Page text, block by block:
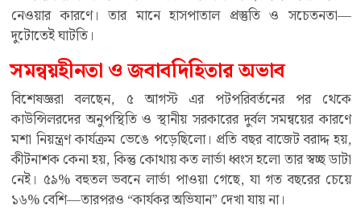
নেওয়ার কারণে। তার মানে হাসপাতাল প্রস্তুতি ও সচেতনতা—
দুটোতেই ঘাটতি।
সমন্বয়হীনতা ও জবাবদিহিতার অভাব
বিশেষজ্ঞরা বলছেন, ৫ আগস্ট এর পটপরিবর্তনের পর থেকে
কাউন্সিলরদের অনুপস্থিতি ও স্থানীয় সরকারের দুর্বল সমন্বয়ের কারণে
মশা নিয়ন্ত্রণ কার্যক্রম ভেঙে পড়েছিলো। প্রতি বছর বাজেট বরাদ্দ হয়,
কীটনাশক কেনা হয়, কিন্তু কোথায় কত লার্ভা ধ্বংস হলো তার স্বচ্ছ ডাটা
নেই। ৫৯% বহুতল ভবনে লার্ভা পাওয়া গেছে, যা গত বছরের চেয়ে
১৬% বেশি—তারপরও “কার্যকর অভিযান” দেখা যায় না।